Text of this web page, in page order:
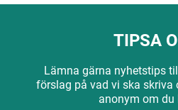
TIPSA
Lämna gärna nyhetstips
förslag på vad vi ska skriva
anonym om du